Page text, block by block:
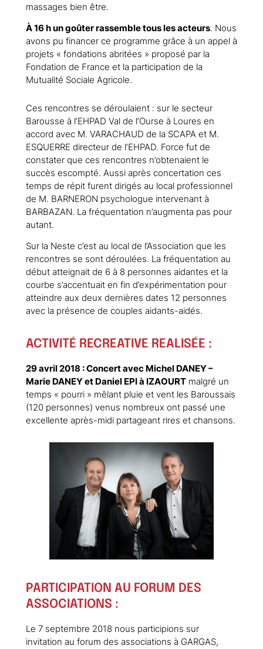
massages bien être.
À 16 h un goûter rassemble tous les acteurs. Nous
avons pu financer ce programme grâce à un appel à
projets « fondations abritées » proposé par la
Fondation de France et la participation de la
Mutualité Sociale Agricole.
Ces rencontres se déroulaient : sur le secteur
Barousse à l’EHPAD Val de l’Ourse à Loures en
accord avec M. VARACHAUD de la SCAPA et M.
ESQUERRE directeur de l’EHPAD. Force fut de
constater que ces rencontres n’obtenaient le
succès escompté. Aussi après concertation ces
temps de répit furent dirigés au local professionnel
de M. BARNERON psychologue intervenant à
BARBAZAN. La fréquentation n’augmenta pas pour
autant.
Sur la Neste c’est au local de l’Association que les
rencontres se sont déroulées. La fréquentation au
début atteignait de 6 à 8 personnes aidantes et la
courbe s’accentuait en fin d’expérimentation pour
atteindre aux deux dernières dates 12 personnes
avec la présence de couples aidants-aidés.
ACTIVITÉ RECREATIVE REALISÉE :
29 avril 2018 : Concert avec Michel DANEY –
Marie DANEY et Daniel EPI à IZAOURTmalgré un
temps « pourri » mêlant pluie et vent les Baroussais
(120 personnes) venus nombreux ont passé une
excellente après-midi partageant rires et chansons.
PARTICIPATION AU FORUM DES
ASSOCIATIONS :
Le 7 septembre 2018 nous participions sur
invitation au forum des associations à GARGAS,